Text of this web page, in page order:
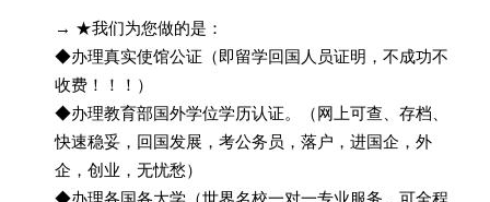
→ ★我们为您做的是：
◆办理真实使馆公证（即留学回国人员证明，不成功不
收费！！！）
◆办理教育部国外学位学历认证。（网上可查、存档、
快速稳妥，回国发展，考公务员，落户，进国企，外
企，创业，无忧愁）
◆办理各国各大学（世界名校一对一专业服务，可全程